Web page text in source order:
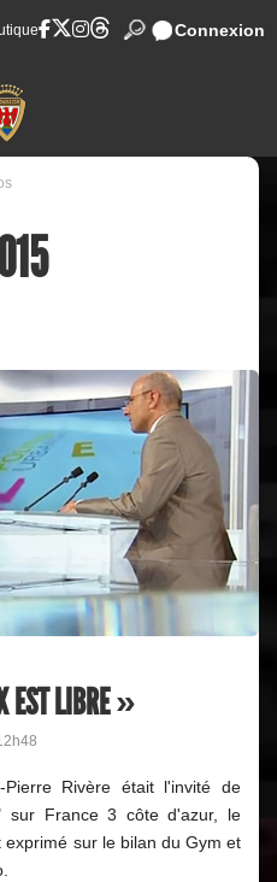
Connexion
EST LIBRE »
Rivère était l'invité de
sur France 3 côte d'azur, le
sur le bilan du Gym et